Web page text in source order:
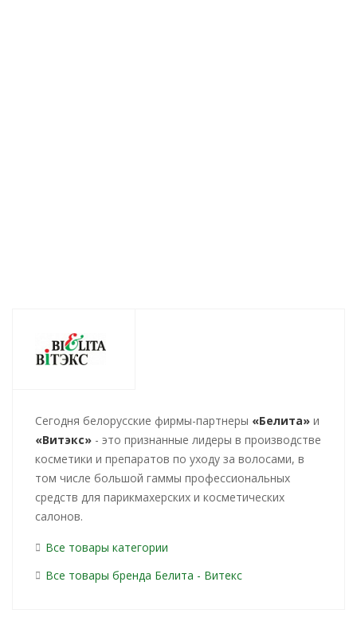
Cегодня белорусские фирмы-партнеры «Белита» и
«Витэкс» - это признанные лидеры в производстве
косметики и препаратов по уходу за волосами, в
том числе большой гаммы профессиональных
средств для парикмахерских и косметических
салонов.
Все товары категории
Все товары бренда Белита - Витекс